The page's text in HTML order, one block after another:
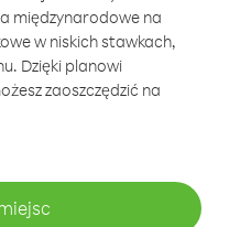
międzynarodowe na
w niskich stawkach,
Dzięki planowi
zaoszczędzić na